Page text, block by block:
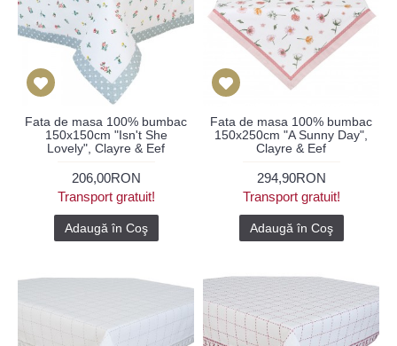
Fata de masa 100% bumbac
150x150cm "Isn't She
Lovely", Clayre & Eef
206,00RON
Transport gratuit!
Adaugă în Coş
Fata de masa 100% bumbac
150x250cm "A Sunny Day",
Clayre & Eef
294,90RON
Transport gratuit!
Adaugă în Coş